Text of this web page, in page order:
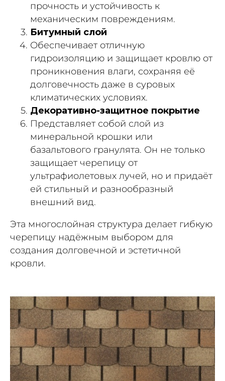
прочность и устойчивость к
механическим повреждениям.
Битумный слой
Обеспечивает отличную
гидроизоляцию и защищает кровлю от
проникновения влаги, сохраняя её
долговечность даже в суровых
климатических условиях.
Декоративно-защитное покрытие
Представляет собой слой из
минеральной крошки или
базальтового гранулята. Он не только
защищает черепицу от
ультрафиолетовых лучей, но и придаёт
ей стильный и разнообразный
внешний вид.
Эта многослойная структура делает гибкую
черепицу надёжным выбором для
создания долговечной и эстетичной
кровли.